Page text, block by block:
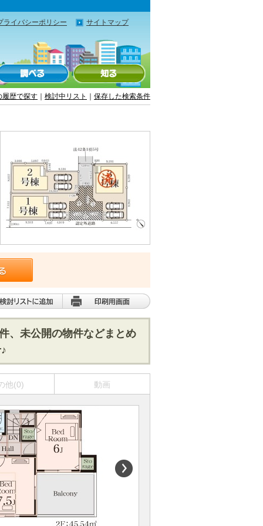
ライバシーポリシー サイトマップ
履歴で探す 検討中リスト 保存した検索条件
、未公開の物件などまとめ
他(0) 動画